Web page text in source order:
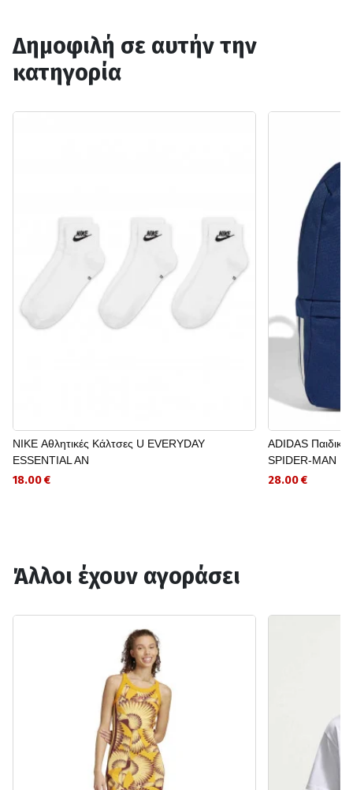
Δημοφιλή σε αυτήν την
κατηγορία
NIKE Αθλητικές Κάλτσες U EVERYDAY
ESSENTIAL AN
18.00 €
ADIDAS Παιδικό
SPIDER-MAN
28.00 €
Άλλοι έχουν αγοράσει